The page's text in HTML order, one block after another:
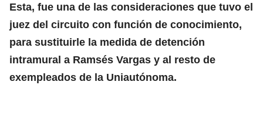
Esta, fue una de las consideraciones que tuvo el
juez del circuito con función de conocimiento,
para sustituirle la medida de detención
intramural a Ramsés Vargas y al resto de
exempleados de la Uniautónoma.